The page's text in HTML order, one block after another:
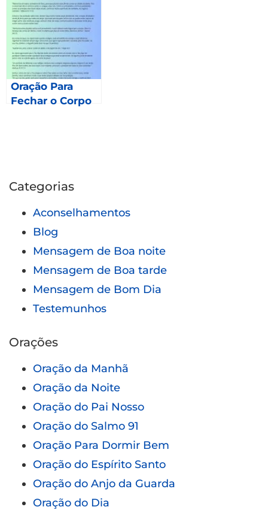
Oração Para
Fechar o Corpo
Categorias
Aconselhamentos
Blog
Mensagem de Boa noite
Mensagem de Boa tarde
Mensagem de Bom Dia
Testemunhos
Orações
Oração da Manhã
Oração da Noite
Oração do Pai Nosso
Oração do Salmo 91
Oração Para Dormir Bem
Oração do Espírito Santo
Oração do Anjo da Guarda
Oração do Dia